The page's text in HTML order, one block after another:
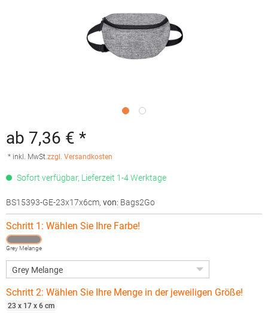
ab 7,36 € *
* inkl. MwSt.zzgl. Versandkosten
Sofort verfügbar, Lieferzeit 1-4 Werktage
BS15393-GE-23x17x6cm, von: Bags2Go
Schritt 1: Wählen Sie Ihre Farbe!
Grey Melange
Schritt 2: Wählen Sie Ihre Menge in der jeweiligen Größe!
23 x 17 x 6 cm